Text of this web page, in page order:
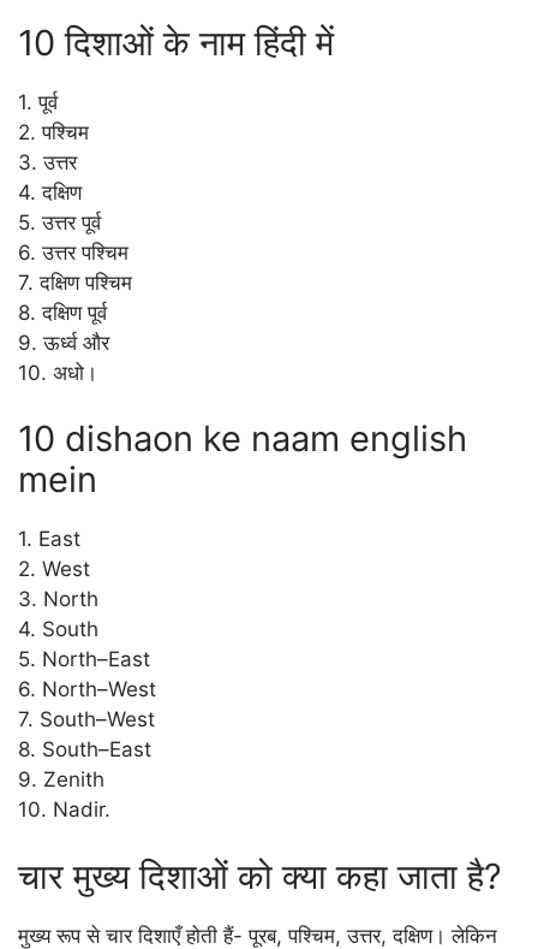
10 दिशाओं के नाम हिंदी में
1. पूर्व
2. पश्चिम
3. उत्तर
4. दक्षिण
5. उत्तर पूर्व
6. उत्तर पश्चिम
7. दक्षिण पश्चिम
8. दक्षिण पूर्व
9. ऊर्ध्व और
10. अधो।
10 dishaon ke naam english
mein
1. East
2. West
3. North
4. South
5. North–East
6. North–West
7. South–West
8. South–East
9. Zenith
10. Nadir.
चार मुख्य दिशाओं को क्या कहा जाता है?
मुख्य रूप से चार दिशाएँ होती हैं- पूरब, पश्चिम, उत्तर, दक्षिण। लेकिन